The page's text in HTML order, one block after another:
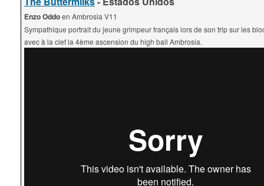
Enzo Oddoen Ambrosia V11
Sympathique portrait du jeune grimpeur français lors de son trip sur les
avec à la clef la 4ème ascension du high ball Ambrosia.